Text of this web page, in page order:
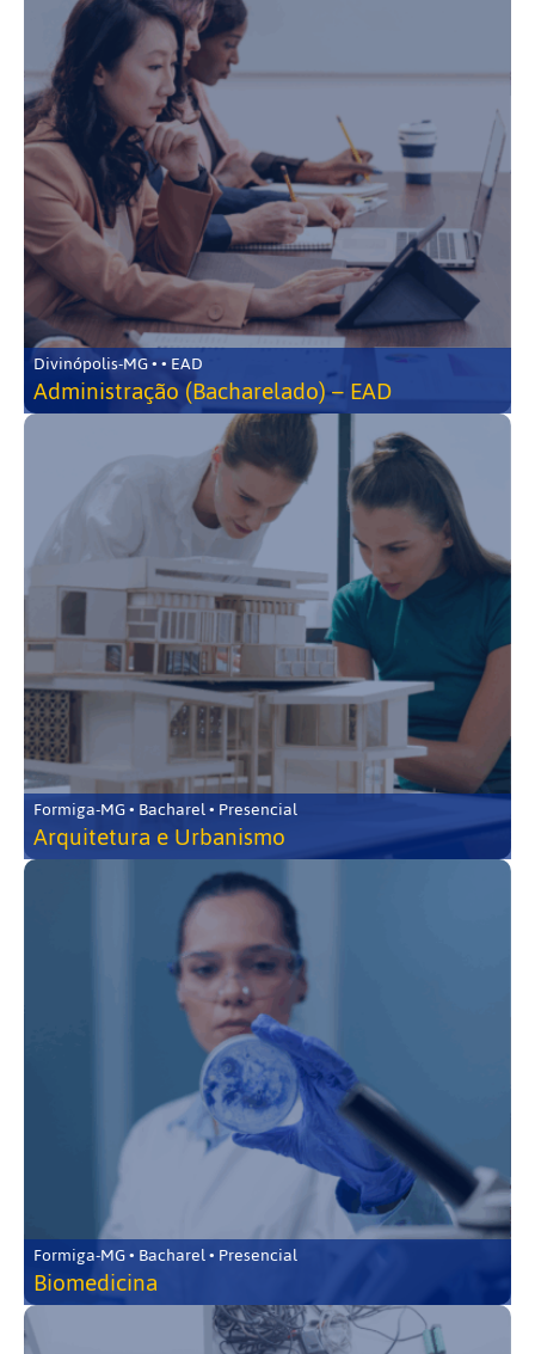
Divinópolis-MG • • EAD
Administração (Bacharelado) – EAD
Formiga-MG • Bacharel • Presencial
Arquitetura e Urbanismo
Formiga-MG • Bacharel • Presencial
Biomedicina